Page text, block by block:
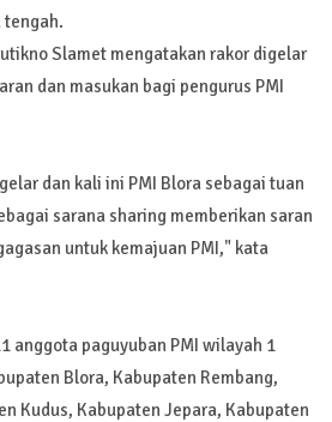
tengah.
Slamet mengatakan rakor digelar
dan masukan bagi pengurus PMI
dan kali ini PMI Blora sebagai tuan
sarana sharing memberikan saran
untuk kemajuan PMI," kata
anggota paguyuban PMI wilayah 1
Blora, Kabupaten Rembang,
Kudus, Kabupaten Jepara, Kabupaten